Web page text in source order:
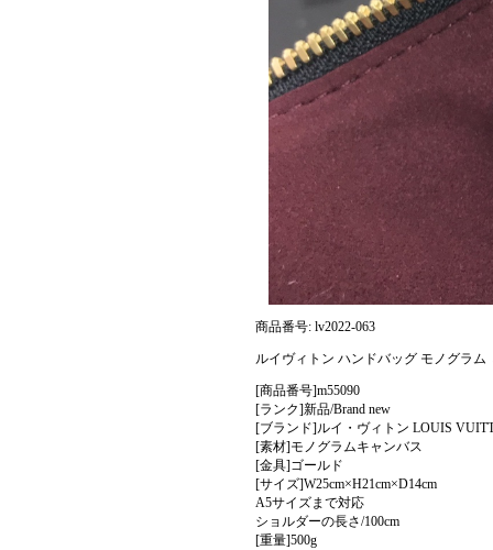
商品番号: lv2022-063
ルイヴィトン ハンドバッグ モノグラム
[商品番号]m55090
[ランク]新品/Brand new
[ブランド]ルイ・ヴィトン LOUIS
[素材]モノグラムキャンバス
[金具]ゴールド
[サイズ]W25cm×H21cm×D14cm
A5サイズまで対応
ショルダーの長さ/100cm
[重量]500g